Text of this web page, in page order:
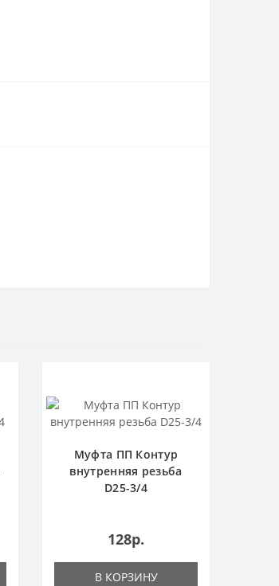
Муфта ПП Контур
внутренняя резьба
D25-3/4
128р.
В КОРЗИНУ